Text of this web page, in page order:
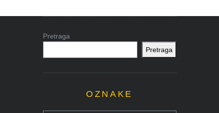
Pretraga
Pretraga
OZNAKE